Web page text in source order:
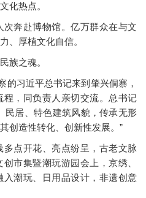
化热点。
奔赴博物馆。亿万群众在与文
、厚植文化自信。
之魂。
习近平总书记来到肇兴侗寨，
，同负责人亲切交流。总书记
民居、特色建筑风貌，传承无形
创造性转化、创新性发展。”
点开花、亮点纷呈，古老文脉
市集暨潮玩游园会上，京绣、
潮玩、日用品设计，非遗创意